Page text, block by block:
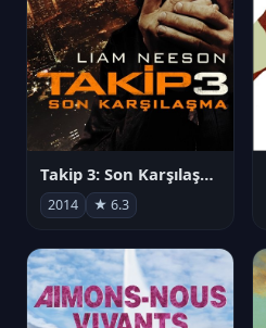
Takip 3: Son Karşılaşma
2014 ★ 6.3